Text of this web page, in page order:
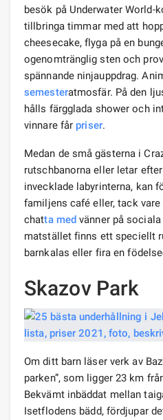
besök på Underwater World-
tillbringa timmar med att
cheesecake, flyga på en
ogenomtränglig sten och
spännande ninjauppdrag.
semesteratmosfär. På den
hålls färgglada shower och
vinnare får priser.
Medan de små gästerna i
rutschbanorna eller letar
invecklade labyrinterna, kan
familjens café eller, tack
chatta med vänner på
matstället finns ett speciellt
barnkalas eller fira en
Skazov Park
Om ditt barn läser verk av
parken”, som ligger 23 km
Bekvämt inbäddat mellan
Isetflodens bädd, fördjupar